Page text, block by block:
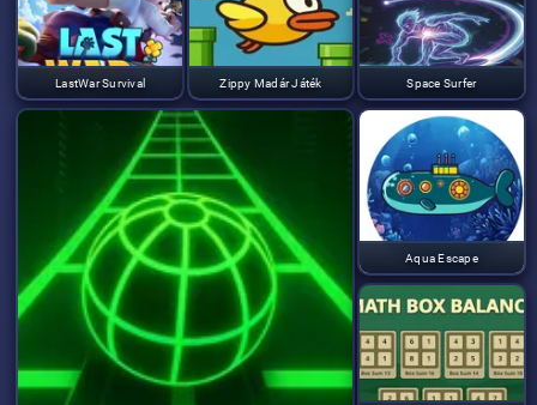
LastWar Survival Zippy Madár Játék Space Surfer
Aqua Escape